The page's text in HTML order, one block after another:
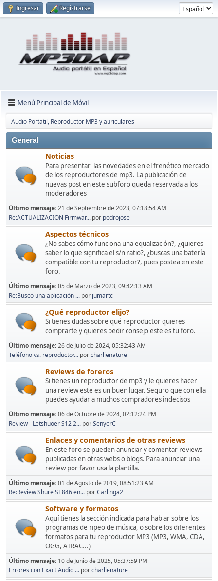
Ingresar Registrarse
Menú Principal de Móvil
Audio Portatil, Reproductor MP3 y auriculares
General
Noticias
Para presentar las novedades en el frenético mercado
de los reproductores de mp3. La publicación de
nuevas post en este subforo queda reservada a los
moderadores
Último mensaje:21 de Septiembre de 2023, 07:18:54 AM
Re:ACTUALIZACION Firmwar... por pedrojose
Aspectos técnicos
¿No sabes cómo funciona una equalización?, ¿quieres
saber lo que significa el s/n ratio?, ¿buscas una batería
compatible con tu reproductor?, pues postea en este
foro.
Último mensaje:05 de Marzo de 2023, 09:42:13 AM
Re:Busco una aplicación ... por jumartc
¿Qué reproductor elijo?
Si tienes dudas sobre qué reproductor quieres
comprarte y quieres pedir consejo este es tu foro.
Último mensaje:26 de Julio de 2024, 05:32:43 AM
Teléfono vs. reproductor... porcharlienature
Reviews de foreros
Si tienes un reproductor de mp3 y le quieres hacer
una review este es un buen lugar. Seguro que con ella
puedes ayudar a muchos compradores indecisos
Último mensaje:06 de Octubre de 2024, 02:12:24 PM
Review - Letshuoer S12 2... porSenyorC
Enlaces y comentarios de otras reviews
En este foro se pueden anunciar y comentar reviews
publicadas en otras webs o blogs. Para anunciar una
review por favor usa la plantilla.
Último mensaje:01 de Agosto de 2019, 08:51:23 AM
Re:Review Shure SE846 en... porCarlinga2
Software y formatos
Aquí tienes la sección indicada para hablar sobre los
programas de ripeo de música, o sobre los diferentes
formatos para tu reproductor MP3 (MP3, WMA, CDA,
OGG, ATRAC...)
Último mensaje: 10 de Junio de 2025, 05:37:59 PM
Errores con Exact Audio ... porcharlienature